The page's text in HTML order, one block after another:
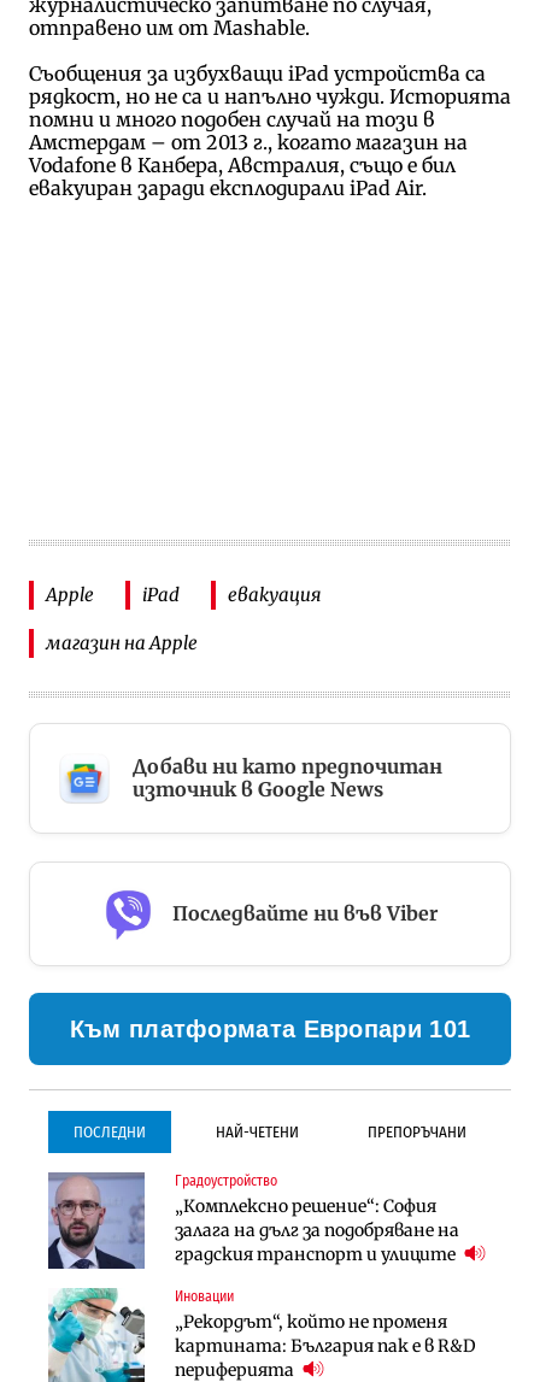
отправено им от Mashable.
Съобщения за избухващи iPad устройства са
рядкост, но не са и напълно чужди. Историята
помни и много подобен случай на този в
Амстердам – от 2013 г., когато магазин на
Vodafone в Канбера, Австралия, също е бил
евакуиран заради експлодирали iPad Air.
Apple iPad евакуация
магазин на Apple
Добави ни като предпочитан
източник в Google News
Последвайте ни във Viber
Към платформата Европари 101
ПОСЛЕДНИ НАЙ-ЧЕТЕНИ ПРЕПОРЪЧАНИ
Градоустройство
„Комплексно решение“: София
залага на дълг за подобряване на
градския транспорт и улиците
Иновации
„Рекордът“, който не променя
картината: България пак е в R&D
периферията
Градоустройство
Столична община избра
изпълнител за преместването на
трамвайното трасе по бул.
Инфраструктура
Проектирането на тунела под
Петрохан ще върви паралелно с
Инфраструктура
Проектирането на тунела под
Петрохан ще върви паралелно с
екологичните оценки
Компании
„Хювефарма“ подписа договор за
придобиване на Euroapi Italy